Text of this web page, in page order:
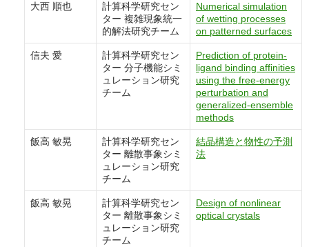
大西 順也
計算科学研究セン
ター 複雑現象統一
的解法研究チーム
Numerical simulation
of wetting processes
on patterned surfaces
信夫 愛
計算科学研究セン
ター 分子機能シミ
ュレーション研究
チーム
Prediction of protein-
ligand binding affinities
using the free-energy
perturbation and
generalized-ensemble
methods
飯高 敏晃
計算科学研究セン
ター 離散事象シミ
ュレーション研究
チーム
結晶構造と物性の予測
法
飯高 敏晃
計算科学研究セン
ター 離散事象シミ
ュレーション研究
チーム
Design of nonlinear
optical crystals